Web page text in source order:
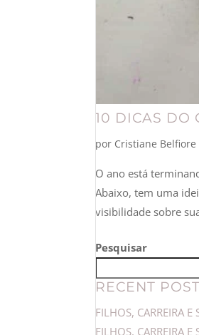
10 DICAS DO
por Cristiane Belfiore
O ano está
Abaixo, tem uma
visibilidade sobre
Pesquisar
RECENT
FILHOS, CARREIRA
FILHOS, CARREIRA